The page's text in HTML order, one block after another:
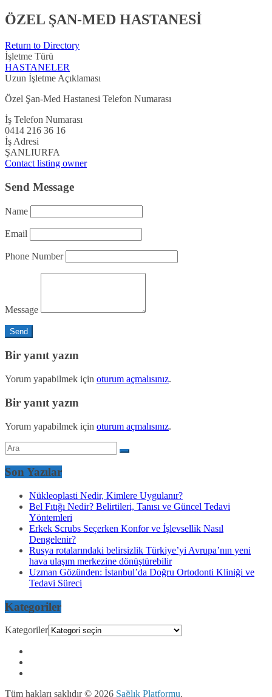
ÖZEL ŞAN-MED HASTANESİ
Return to Directory
İşletme Türü
HASTANELER
Uzun İşletme Açıklaması
Özel Şan-Med Hastanesi Telefon Numarası
İş Telefon Numarası
0414 216 36 16
İş Adresi
ŞANLIURFA
Contact listing owner
Send Message
Name
Email
Phone Number
Message
Bir yanıt yazın
Yorum yapabilmek için oturum açmalısınız.
Bir yanıt yazın
Yorum yapabilmek için oturum açmalısınız.
Son Yazılar
Nükleoplasti Nedir, Kimlere Uygulanır?
Bel Fıtığı Nedir? Belirtileri, Tanısı ve Güncel Tedavi
Yöntemleri
Erkek Scrubs Seçerken Konfor ve İşlevsellik Nasıl
Dengelenir?
Rusya rotalarındaki belirsizlik Türkiye’yi Avrupa’nın yeni
hava ulaşım merkezine dönüştürebilir
Uzman Gözünden: İstanbul’da Doğru Ortodonti Kliniği ve
Tedavi Süreci
Kategoriler
Kategoriler
Tüm hakları saklıdır © 2026 Sağlık Platformu.